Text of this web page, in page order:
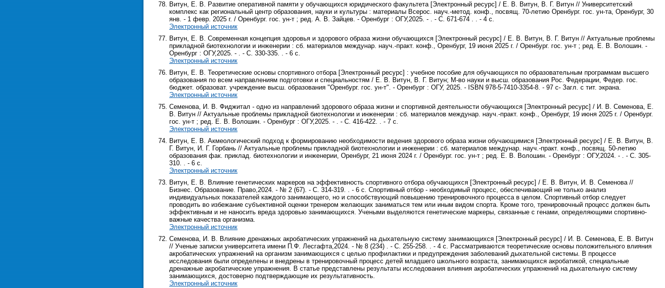
Витун, Е. В. Развитие оперативной памяти у обучающихся юридического факультета [Электронный ресурс] / Е. В. Витун, В. Г. Витун // Университетский
комплекс как региональный центр образования, науки и культуры : материалы Всерос. науч.-метод. конф., посвящ. 70-летию Оренбург. гос. ун-та, Оренбург, 30
янв. - 1 февр. 2025 г. / Оренбург. гос. ун-т ; ред. А. В. Зайцев. - Оренбург : ОГУ,2025. - . - С. 671-674 . . - 4 с.
Электронный источник
Витун, Е. В. Современная концепция здоровья и здорового образа жизни обучающихся [Электронный ресурс] / Е. В. Витун, В. Г. Витун // Актуальные проблемы
прикладной биотехнологии и инженерии : сб. материалов междунар. науч.-практ. конф., Оренбург, 19 июня 2025 г. / Оренбург. гос. ун-т ; ред. Е. В. Волошин. -
Оренбург : ОГУ,2025. - . - С. 330-335. . - 6 с.
Электронный источник
Витун, Е. В. Теоретические основы спортивного отбора [Электронный ресурс] : учебное пособие для обучающихся по образовательным программам высшего
образования по всем направлениям подготовки и специальностям / Е. В. Витун, В. Г. Витун; М-во науки и высш. образования Рос. Федерации, Федер. гос.
бюджет. образоват. учреждение высш. образования "Оренбург. гос. ун-т". - Оренбург : ОГУ, 2025. - ISBN 978-5-7410-3354-8. - 97 с- Загл. с тит. экрана.
Электронный источник
Семенова, И. В. Фиджитал - одно из направлений здорового образа жизни и спортивной деятельности обучающихся [Электронный ресурс] / И. В. Семенова, Е.
В. Витун // Актуальные проблемы прикладной биотехнологии и инженерии : сб. материалов междунар. науч.-практ. конф., Оренбург, 19 июня 2025 г. / Оренбург.
гос. ун-т ; ред. Е. В. Волошин. - Оренбург : ОГУ,2025. - . - С. 416-422. . - 7 с.
Электронный источник
Витун, Е. В. Акмеологический подход к формированию необходимости ведения здорового образа жизни обучающимися [Электронный ресурс] / Е. В. Витун, В.
Г. Витун, И. Г. Горбань // Актуальные проблемы прикладной биотехнологии и инженерии : сб. материалов междунар. науч.-практ. конф., посвящ. 50-летию
образования фак. приклад. биотехнологии и инженерии, Оренбург, 21 июня 2024 г. / Оренбург. гос. ун-т ; ред. Е. В. Волошин. - Оренбург : ОГУ,2024. - . - С. 305-
310. . - 6 с.
Электронный источник
Витун, Е. В. Влияние генетических маркеров на эффективность спортивного отбора обучающихся [Электронный ресурс] / Е. В. Витун, И. В. Семенова //
Бизнес. Образование. Право,2024. - № 2 (67). - С. 314-319. . - 6 с. Спортивный отбор - необходимый процесс, обеспечивающий не только анализ
индивидуальных показателей каждого занимающего, но и способствующий повышению тренировочного процесса в целом. Спортивный отбор следует
проводить во избежание субъективной оценки тренером желающих заниматься тем или иным видом спорта. Кроме того, тренировочный процесс должен быть
эффективным и не наносить вреда здоровью занимающихся. Учеными выделяются генетические маркеры, связанные с генами, определяющими спортивно-
важные качества организма.
Электронный источник
Семенова, И. В. Влияние дренажных акробатических упражнений на дыхательную систему занимающихся [Электронный ресурс] / И. В. Семенова, Е. В. Витун
// Ученые записки университета имени П.Ф. Лесгафта,2024. - № 8 (234) . - С. 255-258. . - 4 с. Рассматриваются теоретические основы положительного влияния
акробатических упражнений на организм занимающихся с целью профилактики и предупреждения заболеваний дыхательной системы. В процессе
исследования были определены и внедрены в тренировочный процесс детей младшего школьного возраста, занимающихся акробатикой, специальные
дренажные акробатические упражнения. В статье представлены результаты исследования влияния акробатических упражнений на дыхательную систему
занимающихся, достоверно подтверждающие их результативность.
Электронный источник